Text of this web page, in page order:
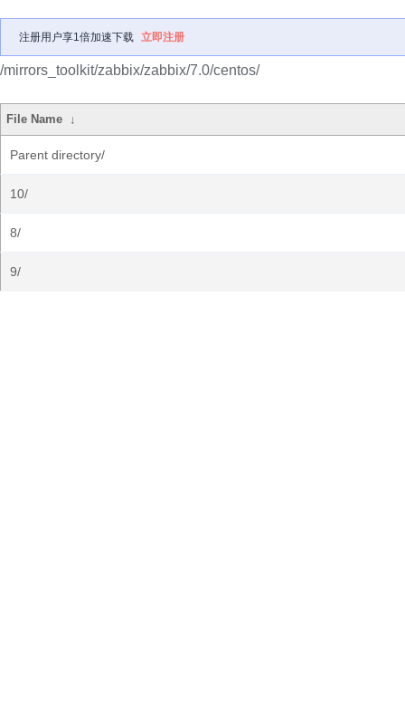
注册用户享1倍加速下载 立即注册
/mirrors_toolkit/zabbix/zabbix/7.0/centos/
File Name ↓
Parent directory/
10/
8/
9/